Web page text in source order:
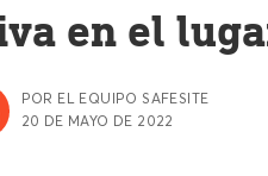
en el
POR EL EQUIPO SAFESITE
20 DE MAYO DE 2022